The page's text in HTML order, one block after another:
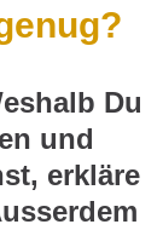
Du
und
erkläre